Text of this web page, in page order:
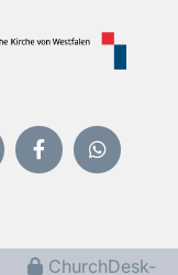
ChurchDesk-